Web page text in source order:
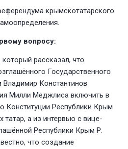
крымскотатарского
вопросу:
рассказал, что
Государственного
Константинов
Милли Меджлиса включить в
Конституции Республики Крым
татар, а из интервью с вице-
Республики Крым Р.
что создание